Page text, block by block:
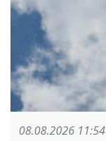
08.08.2026 11:54